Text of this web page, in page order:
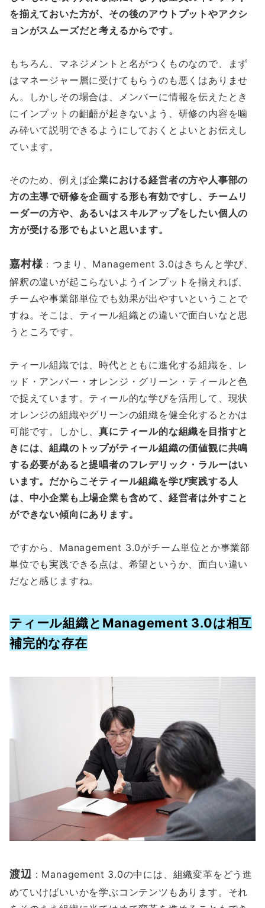
を揃えておいた方が、その後のアウトプットやアクシ
ョンがスムーズだと考えるからです。
もちろん、マネジメントと名がつくものなので、まず
はマネージャー層に受けてもらうのも悪くはありませ
ん。しかしその場合は、メンバーに情報を伝えたとき
にインプットの齟齬が起きないよう、研修の内容を噛
み砕いて説明できるようにしておくとよいとお伝えし
ています。
そのため、例えば企業における経営者の方や人事部の
方の主導で研修を企画する形も有効ですし、チームリ
ーダーの方や、あるいはスキルアップをしたい個人の
方が受ける形でもよいと思います。
嘉村様 ：つまり、Management 3.0はきちんと学び、
解釈の違いが起こらないようインプットを揃えれば、
チームや事業部単位でも効果が出やすいということで
すね。そこは、ティール組織との違いで面白いなと思
うところです。
ティール組織では、時代とともに進化する組織を、レ
ッド・アンバー・オレンジ・グリーン・ティールと色
で捉えています。ティール的な学びを活用して、現状
オレンジの組織やグリーンの組織を健全化するとかは
可能です。しかし、真にティール的な組織を目指すと
きには、組織のトップがティール組織の価値観に共鳴
する必要があると提唱者のフレデリック・ラルーはい
います。だからこそティール組織を学び実践する人
は、中小企業も上場企業も含めて、経営者は外すこと
ができない傾向にあります。
ですから、Management 3.0がチーム単位とか事業部
単位でも実践できる点は、希望というか、面白い違い
だなと感じますね。
ティール組織とManagement 3.0は相互
補完的な存在
渡辺 ：Management 3.0の中には、組織変革をどう進
めていけばいいかを学ぶコンテンツもあります。それ